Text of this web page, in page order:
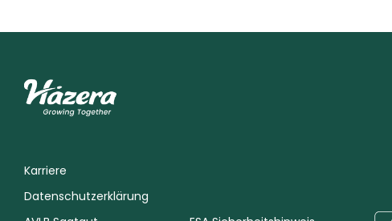
Karriere
Datenschutzerklärung